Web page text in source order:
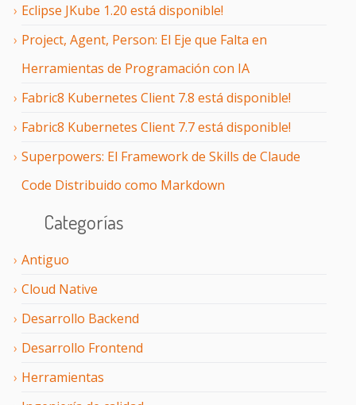
Eclipse JKube 1.20 está disponible!
Project, Agent, Person: El Eje que Falta en
Herramientas de Programación con IA
Fabric8 Kubernetes Client 7.8 está disponible!
Fabric8 Kubernetes Client 7.7 está disponible!
Superpowers: El Framework de Skills de Claude
Code Distribuido como Markdown
Categorías
Antiguo
Cloud Native
Desarrollo Backend
Desarrollo Frontend
Herramientas